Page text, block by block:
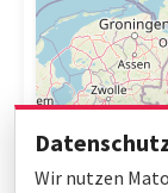
Wir nutzen